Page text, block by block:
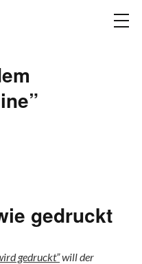
”
gedruckt
gedruckt”will der